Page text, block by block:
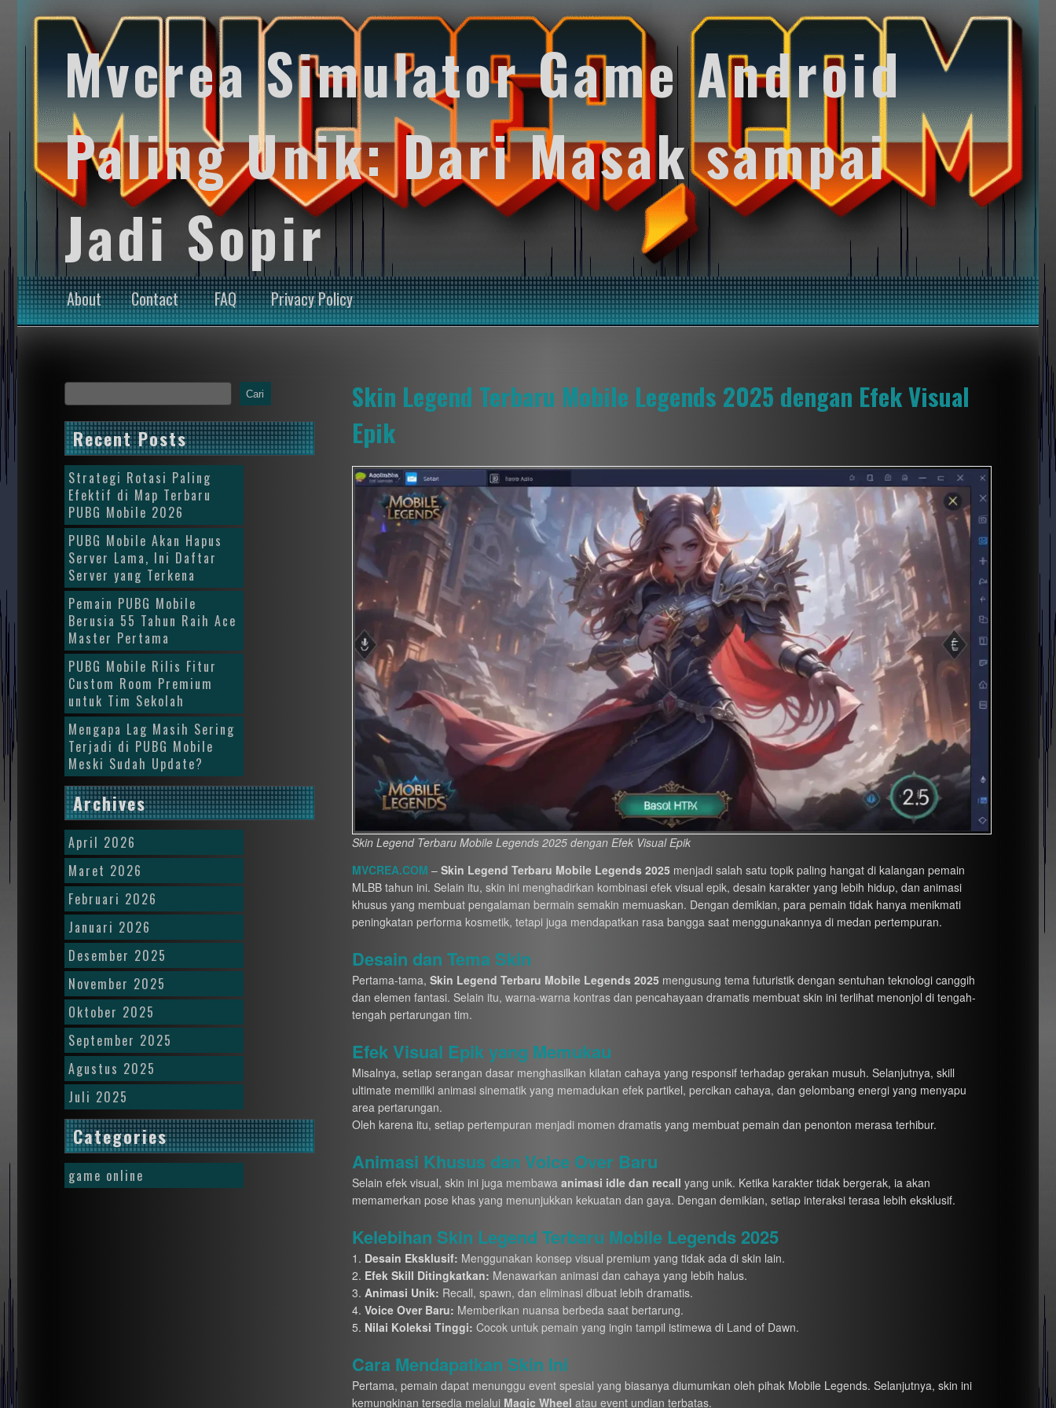
Mvcrea Simulator Game Android
Paling Unik: Dari Masak sampai
Jadi Sopir
About Contact FAQ Privacy Policy
Skin Legend Terbaru Mobile Legends 2025 dengan Efek Visual
Epik
Skin Legend Terbaru Mobile Legends 2025 dengan Efek Visual Epik
MVCREA.COM – Skin Legend Terbaru Mobile Legends 2025menjadi salah satu topik paling hangat di kalangan pemain
MLBB tahun ini. Selain itu, skin ini menghadirkan kombinasi efek visual epik, desain karakter yang lebih hidup, dan animasi
khusus yang membuat pengalaman bermain semakin memuaskan. Dengan demikian, para pemain tidak hanya menikmati
peningkatan performa kosmetik, tetapi juga mendapatkan rasa bangga saat menggunakannya di medan pertempuran.
Desain dan Tema Skin
Pertama-tama, Skin Legend Terbaru Mobile Legends 2025mengusung tema futuristik dengan sentuhan teknologi canggih
dan elemen fantasi. Selain itu, warna-warna kontras dan pencahayaan dramatis membuat skin ini terlihat menonjol di tengah-
tengah pertarungan tim.
Efek Visual Epik yang Memukau
Misalnya, setiap serangan dasar menghasilkan kilatan cahaya yang responsif terhadap gerakan musuh. Selanjutnya, skill
ultimate memiliki animasi sinematik yang memadukan efek partikel, percikan cahaya, dan gelombang energi yang menyapu
area pertarungan.
Oleh karena itu, setiap pertempuran menjadi momen dramatis yang membuat pemain dan penonton merasa terhibur.
Animasi Khusus dan Voice Over Baru
Selain efek visual, skin ini juga membawa animasi idle dan recall yang unik. Ketika karakter tidak bergerak, ia akan
memamerkan pose khas yang menunjukkan kekuatan dan gaya. Dengan demikian, setiap interaksi terasa lebih eksklusif.
Kelebihan Skin Legend Terbaru Mobile Legends 2025
Desain Eksklusif: Menggunakan konsep visual premium yang tidak ada di skin lain.
Efek Skill Ditingkatkan: Menawarkan animasi dan cahaya yang lebih halus.
Animasi Unik: Recall, spawn, dan eliminasi dibuat lebih dramatis.
Voice Over Baru: Memberikan nuansa berbeda saat bertarung.
Nilai Koleksi Tinggi: Cocok untuk pemain yang ingin tampil istimewa di Land of Dawn.
Cara Mendapatkan Skin Ini
Pertama, pemain dapat menunggu event spesial yang biasanya diumumkan oleh pihak Mobile Legends. Selanjutnya, skin ini
kemungkinan tersedia melalui Magic Wheel atau event undian terbatas.
Cari
Recent Posts
Strategi Rotasi Paling
Efektif di Map Terbaru
PUBG Mobile 2026
PUBG Mobile Akan Hapus
Server Lama, Ini Daftar
Server yang Terkena
Pemain PUBG Mobile
Berusia 55 Tahun Raih Ace
Master Pertama
PUBG Mobile Rilis Fitur
Custom Room Premium
untuk Tim Sekolah
Mengapa Lag Masih Sering
Terjadi di PUBG Mobile
Meski Sudah Update?
Archives
April 2026
Maret 2026
Februari 2026
Januari 2026
Desember 2025
November 2025
Oktober 2025
September 2025
Agustus 2025
Juli 2025
Categories
game online